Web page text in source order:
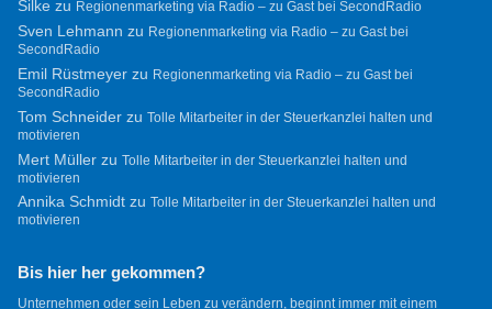
Silkezu Regionenmarketing via Radio – zu Gast bei SecondRadio
Sven Lehmann zu Regionenmarketing via Radio – zu Gast bei
SecondRadio
Emil Rüstmeyerzu Regionenmarketing via Radio – zu Gast bei
SecondRadio
Tom Schneiderzu Tolle Mitarbeiter in der Steuerkanzlei halten und
motivieren
Mert Müllerzu Tolle Mitarbeiter in der Steuerkanzlei halten und
motivieren
Annika Schmidtzu Tolle Mitarbeiter in der Steuerkanzlei halten und
motivieren
Bis hier her gekommen?
Unternehmen oder sein Leben zu verändern, beginnt immer mit einem